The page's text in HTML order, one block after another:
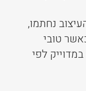
נחתמו,
טובי
לפי